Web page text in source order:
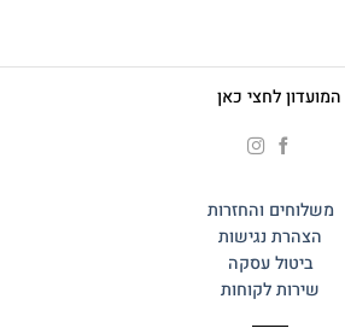
לחצי כאן
משלוחים והחזרות
הצהרת נגישות
ביטול עסקה
שירות לקוחות